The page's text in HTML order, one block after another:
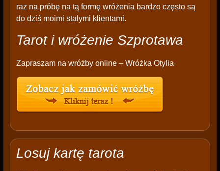
raz na próbę na tą formę wróżenia bardzo często są
do dziś moimi stałymi klientami.
Tarot i wróżenie Szprotawa
Zapraszam na wróżby online – Wróżka Otylia
Losuj kartę tarota